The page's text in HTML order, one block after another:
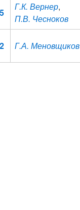
Г.К. Вернер,
П.В. Чесноков
Г.А. Меновщиков